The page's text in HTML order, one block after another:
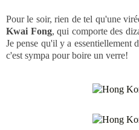
Pour le soir, rien de tel qu'une
Kwai Fong, qui comporte des
Je pense qu'il y a essentiellement
c'est sympa pour boire un verre!